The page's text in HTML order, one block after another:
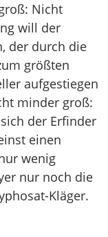
Nicht
will der
der durch die
größten
aufgestiegen
minder groß:
der Erfinder
einen
wenig
nur noch die
Kläger.